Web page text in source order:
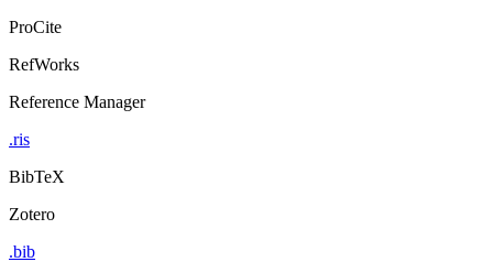
ProCite
RefWorks
Reference Manager
.ris
BibTeX
Zotero
.bib